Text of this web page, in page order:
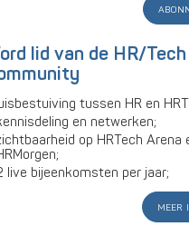
lid van de HR/Tech
tussen HR en
en netwerken;
op HRTech Arena
live bijeenkomsten per jaar;
meer